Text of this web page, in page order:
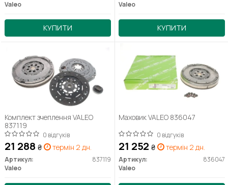
Valeo
КУПИТИ
Valeo
КУПИТИ
Комплект зчеплення VALEO
837119
0 відгуків
21 288 ₴ термін 2 дн.
Артикул:
837119
Valeo
Маховик VALEO 836047
0 відгуків
21 252 ₴ термін 2 дн.
Артикул:
836047
Valeo